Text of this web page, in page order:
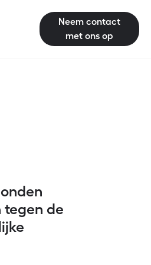
Neem contact
met ons op
tegen de